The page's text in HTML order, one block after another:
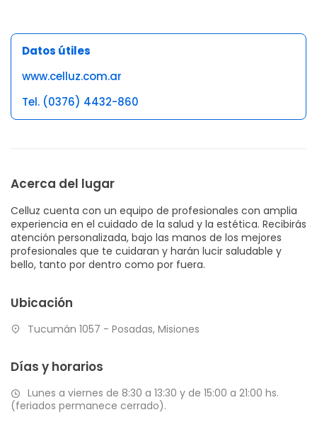
Datos útiles
www.celluz.com.ar
Tel. (0376) 4432-860
Acerca del lugar
Celluz cuenta con un equipo de profesionales con amplia
experiencia en el cuidado de la salud y la estética. Recibirás
atención personalizada, bajo las manos de los mejores
profesionales que te cuidaran y harán lucir saludable y
bello, tanto por dentro como por fuera.
Ubicación
Tucumán 1057 - Posadas, Misiones
Días y horarios
Lunes a viernes de 8:30 a 13:30 y de 15:00 a 21:00 hs.
(feriados permanece cerrado).